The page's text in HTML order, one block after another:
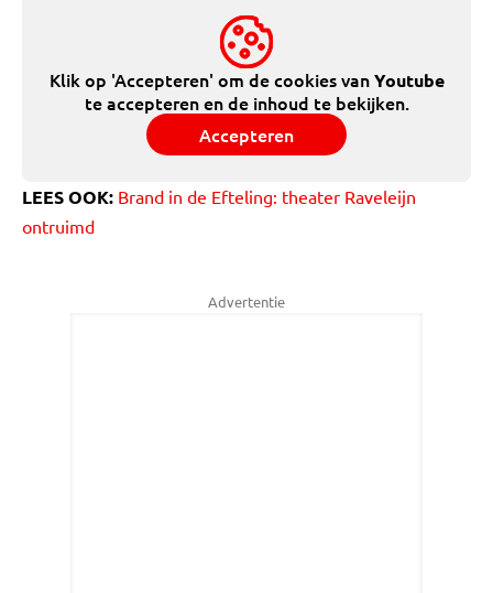
Klik op 'Accepteren' om de cookies vanYoutube
te accepteren en de inhoud te bekijken.
Accepteren
LEES OOK: Brand in de Efteling: theater Raveleijn
ontruimd
Advertentie